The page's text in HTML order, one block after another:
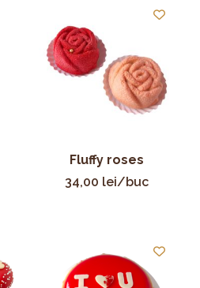
Fluffy roses
34,00 lei/buc